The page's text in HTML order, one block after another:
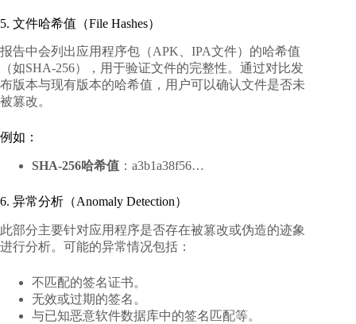
5. 文件哈希值（File Hashes）
报告中会列出应用程序包（APK、IPA文件）的哈希值
（如SHA-256），用于验证文件的完整性。通过对比发
布版本与现有版本的哈希值，用户可以确认文件是否未
被篡改。
例如：
SHA-256哈希值 ：a3b1a38f56…
6. 异常分析（Anomaly Detection）
此部分主要针对应用程序是否存在被篡改或伪造的迹象
进行分析。可能的异常情况包括：
不匹配的签名证书。
无效或过期的签名。
与已知恶意软件数据库中的签名匹配等。